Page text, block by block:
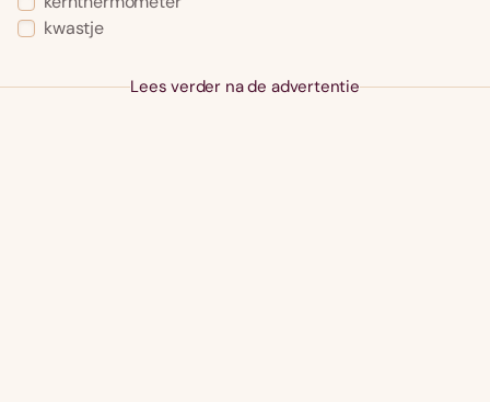
kwastje
Lees verder na de advertentie